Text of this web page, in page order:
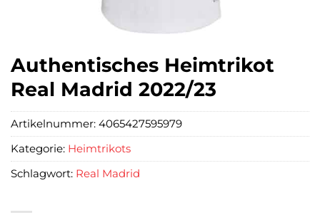
Authentisches Heimtrikot
Real Madrid 2022/23
Artikelnummer: 4065427595979
Kategorie: Heimtrikots
Schlagwort: Real Madrid